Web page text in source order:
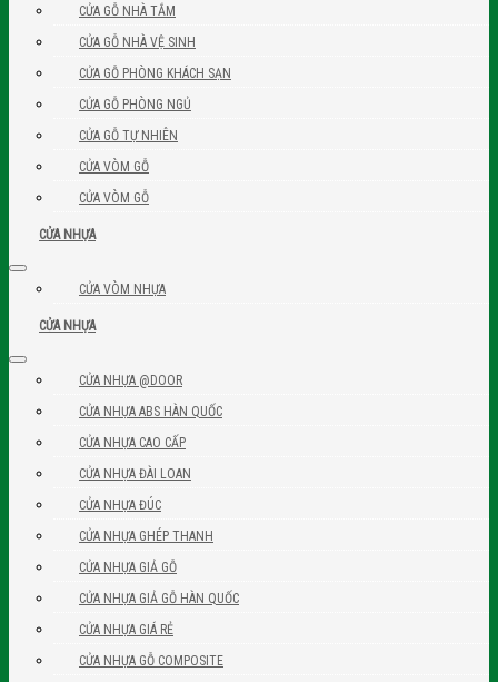
CỬA GỖ NHÀ TẮM
CỬA GỖ NHÀ VỆ SINH
CỬA GỖ PHÒNG KHÁCH SẠN
CỬA GỖ PHÒNG NGỦ
CỬA GỖ TỰ NHIÊN
CỬA VÒM GỖ
CỬA VÒM GỖ
CỬA NHỰA
CỬA VÒM NHỰA
CỬA NHỰA
CỬA NHỰA @DOOR
CỬA NHỰA ABS HÀN QUỐC
CỬA NHỰA CAO CẤP
CỬA NHỰA ĐÀI LOAN
CỬA NHỰA ĐÚC
CỬA NHỰA GHÉP THANH
CỬA NHỰA GIẢ GỖ
CỬA NHỰA GIẢ GỖ HÀN QUỐC
CỬA NHỰA GIÁ RẺ
CỬA NHỰA GỖ COMPOSITE